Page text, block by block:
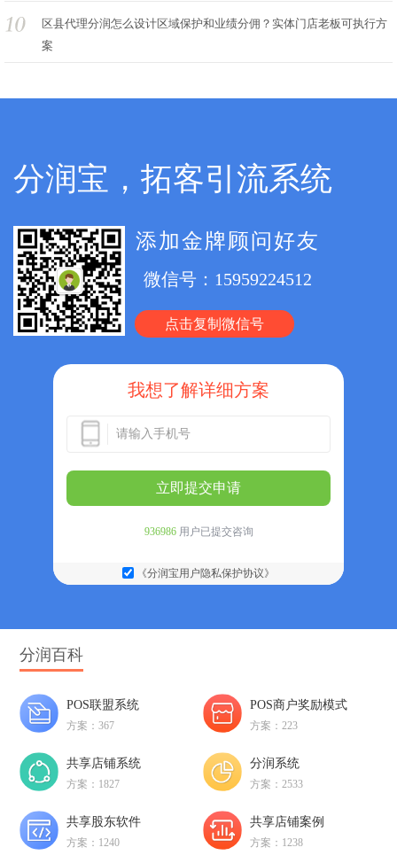
区县代理分润怎么设计区域保护和业绩分佣？实体门店老板可执行方
案
分润宝，拓客引流系统
添加金牌顾问好友
微信号： 15959224512
点击复制微信号
我想了解详细方案
立即提交申请
936986用户已提交咨询
《分润宝用户隐私保护协议》
分润百科
POS联盟系统
方案：367
POS商户奖励模式
方案：223
共享店铺系统
方案：1827
分润系统
方案：2533
共享股东软件
方案：1240
共享店铺案例
方案：1238